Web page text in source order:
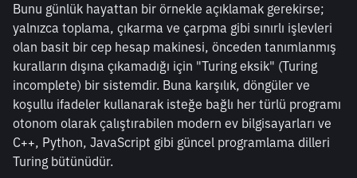
Bunu günlük hayattan bir örnekle açıklamak gerekirse;
yalnızca toplama, çıkarma ve çarpma gibi sınırlı işlevleri
olan basit bir cep hesap makinesi, önceden tanımlanmış
kuralların dışına çıkamadığı için "Turing eksik" (Turing
incomplete) bir sistemdir. Buna karşılık, döngüler ve
koşullu ifadeler kullanarak isteğe bağlı her türlü programı
otonom olarak çalıştırabilen modern ev bilgisayarları ve
C++, Python, JavaScript gibi güncel programlama dilleri
Turing bütünüdür.